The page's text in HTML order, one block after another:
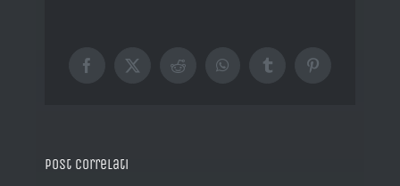
Facebook
X RedditWhatsAppTumblrPinterest
Post correlati